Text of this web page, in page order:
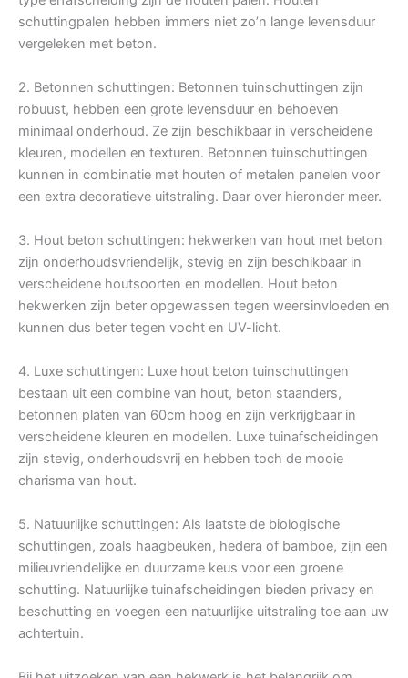
schuttingpalen hebben immers niet zo’n lange levensduur
vergeleken met beton.
2. Betonnen schuttingen: Betonnen tuinschuttingen zijn
robuust, hebben een grote levensduur en behoeven
minimaal onderhoud. Ze zijn beschikbaar in verscheidene
kleuren, modellen en texturen. Betonnen tuinschuttingen
kunnen in combinatie met houten of metalen panelen voor
een extra decoratieve uitstraling. Daar over hieronder meer.
3. Hout beton schuttingen: hekwerken van hout met beton
zijn onderhoudsvriendelijk, stevig en zijn beschikbaar in
verscheidene houtsoorten en modellen. Hout beton
hekwerken zijn beter opgewassen tegen weersinvloeden en
kunnen dus beter tegen vocht en UV-licht.
4. Luxe schuttingen: Luxe hout beton tuinschuttingen
bestaan uit een combine van hout, beton staanders,
betonnen platen van 60cm hoog en zijn verkrijgbaar in
verscheidene kleuren en modellen. Luxe tuinafscheidingen
zijn stevig, onderhoudsvrij en hebben toch de mooie
charisma van hout.
5. Natuurlijke schuttingen: Als laatste de biologische
schuttingen, zoals haagbeuken, hedera of bamboe, zijn een
milieuvriendelijke en duurzame keus voor een groene
schutting. Natuurlijke tuinafscheidingen bieden privacy en
beschutting en voegen een natuurlijke uitstraling toe aan uw
achtertuin.